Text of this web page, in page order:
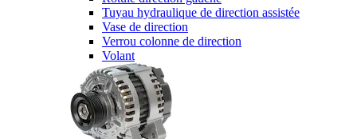
Tuyau hydraulique de direction assistée
Vase de direction
Verrou colonne de direction
Volant